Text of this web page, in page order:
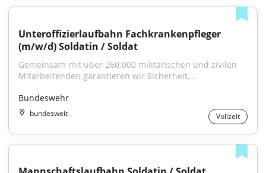
Unteroffizierlaufbahn Fachkrankenpfleger
(m/w/d) Soldatin / Soldat
Gemeinsam mit über 260.000 militärischen und zivilen
Mitarbeitenden garantieren wir Sicherheit,...
Bundeswehr
bundesweit Vollzeit